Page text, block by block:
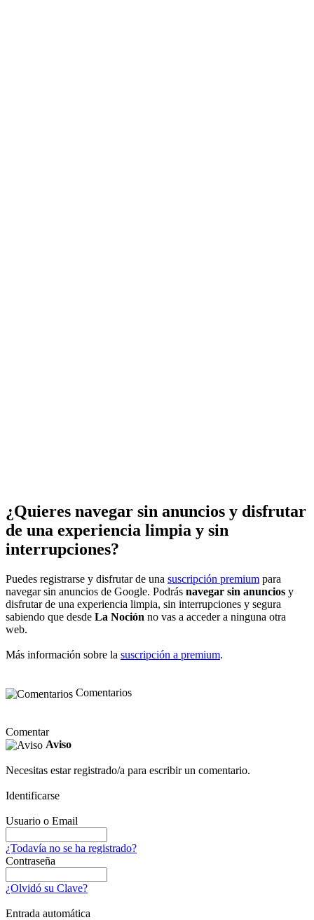
¿Quieres navegar sin anuncios y disfrutar
de una experiencia limpia y sin
interrupciones?
Puedes registrarse y disfrutar de una suscripción premium para
navegar sin anuncios de Google. Podrás navegar sin anuncios y
disfrutar de una experiencia limpia, sin interrupciones y segura
sabiendo que desde La Noción no vas a acceder a ninguna otra
web.
Más información sobre la suscripción a premium.
Comentarios
Comentar
Aviso
Necesitas estar registrado/a para escribir un comentario.
Identificarse
Usuario o Email
¿Todavía no se ha registrado?
Contraseña
¿Olvidó su Clave?
Entrada automática